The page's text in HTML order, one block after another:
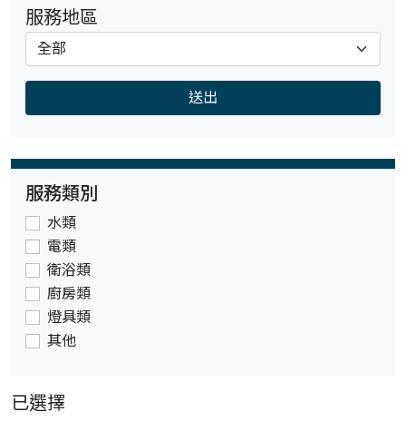
服務地區
送出
服務類別
水類
電類
衛浴類
廚房類
燈具類
其他
已選擇